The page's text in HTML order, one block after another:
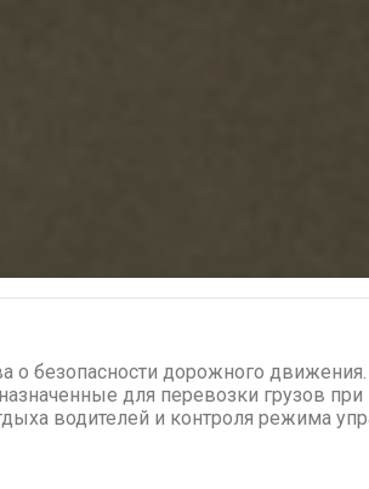
о безопасности дорожного движения.
для перевозки грузов при
водителей и контроля режима